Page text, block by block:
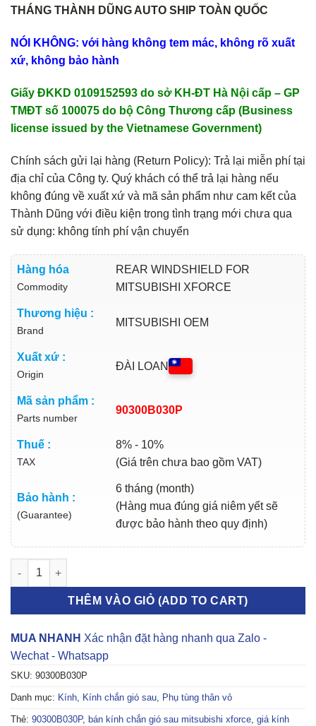
THÁNG THÀNH DŨNG AUTO SHIP TOÀN QUỐC
NÓI KHÔNG: với hàng không tem mác, không rõ xuất
xứ, không bảo hành
Giấy ĐKKD 0109152593 do sở KH-ĐT Hà Nội cấp – GP
TMĐT số 100075 do bộ Công Thương cấp (Business
license issued by the Vietnamese Government)
Chính sách gửi lại hàng (Return Policy): Trả lại miễn phí tại
địa chỉ của Công ty. Quý khách có thể trả lại hàng nếu
không đúng về xuất xứ và mã sản phẩm như cam kết của
Thành Dũng với điều kiện trong tình trạng mới chưa qua
sử dụng: không tính phí vận chuyển
Hàng hóa
Commodity
REAR WINDSHIELD FOR
MITSUBISHI XFORCE
Thương hiệu :
Brand
MITSUBISHI OEM
Xuất xứ :
Origin
ĐÀI LOAN
Mã sản phẩm :
Parts number
90300B030P
Thuế :
TAX
8% - 10%
(Giá trên chưa bao gồm VAT)
Bảo hành :
(Guarantee)
6 tháng (month)
(Hàng mua đúng giá niêm yết sẽ
được bảo hành theo quy định)
KÍNH CHẮN GIÓ SAU MITSUBISHI XFORCE 2022-2026 |
THÊM VÀO GIỎ (ADD TO CART)
MUA NHANH Xác nhận đặt hàng nhanh qua Zalo -
Wechat - Whatsapp
SKU: 90300B030P
Danh mục: Kính, Kính chắn gió sau, Phụ tùng thân vỏ
Thẻ: 90300B030P, bán kính chắn gió sau mitsubishi xforce, giá kính